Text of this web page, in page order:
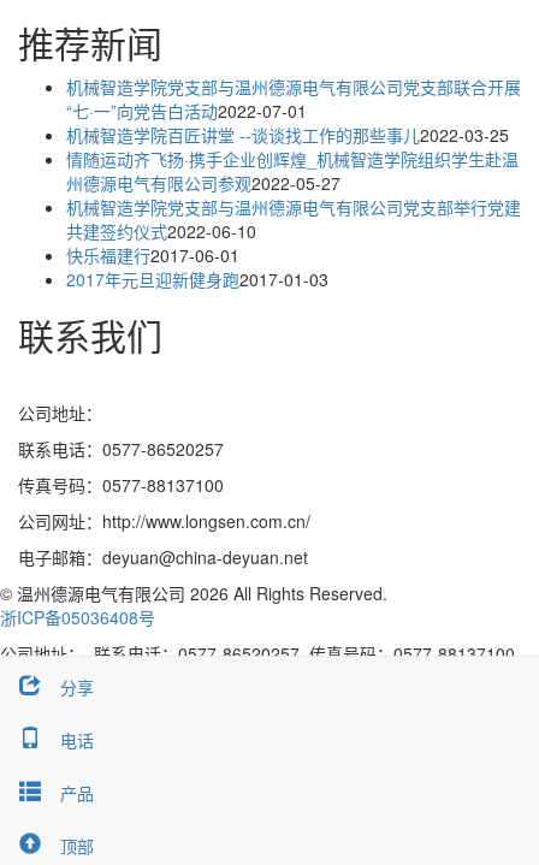
推荐新闻
机械智造学院党支部与温州德源电气有限公司党支部联合开展
“七·一”向党告白活动2022-07-01
机械智造学院百匠讲堂 --谈谈找工作的那些事儿2022-03-25
情随运动齐飞扬·携手企业创辉煌_机械智造学院组织学生赴温
州德源电气有限公司参观2022-05-27
机械智造学院党支部与温州德源电气有限公司党支部举行党建
共建签约仪式2022-06-10
快乐福建行2017-06-01
2017年元旦迎新健身跑2017-01-03
联系我们
公司地址：
联系电话：0577-86520257
传真号码：0577-88137100
公司网址：http://www.longsen.com.cn/
电子邮箱：deyuan@china-deyuan.net
分享
电话
产品
顶部
© 温州德源电气有限公司 2026 All Rights Reserved.
浙ICP备05036408号
公司地址： 联系电话：0577-86520257 传真号码：0577-88137100
关闭
close